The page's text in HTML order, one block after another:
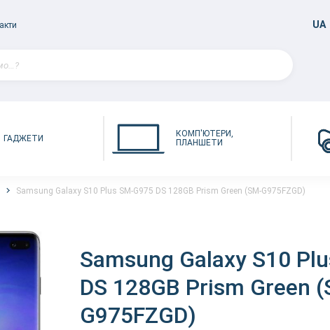
UA
ГАДЖЕТИ
КОМП'ЮТЕРИ,
ПЛАНШЕТИ
Samsung Galaxy S10 Plus SM-G975 DS 128GB Prism Green (SM-G975FZGD)
Samsung Galaxy S10
DS 128GB Prism Green
G975FZGD)